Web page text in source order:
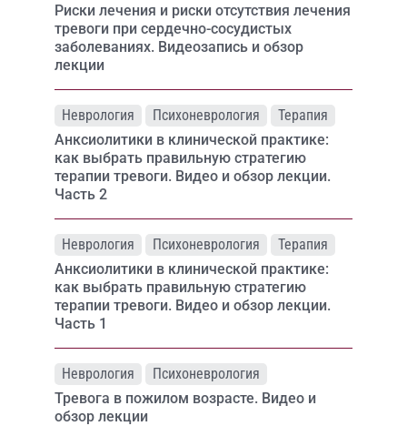
Риски лечения и риски отсутствия лечения
тревоги при сердечно-сосудистых
заболеваниях. Видеозапись и обзор
лекции
Неврология Психоневрология
Терапия
Анксиолитики в клинической практике:
как выбрать правильную стратегию
терапии тревоги. Видео и обзор лекции.
Часть 2
Неврология Психоневрология
Терапия
Анксиолитики в клинической практике:
как выбрать правильную стратегию
терапии тревоги. Видео и обзор лекции.
Часть 1
Неврология
Психоневрология
Тревога в пожилом возрасте. Видео и
обзор лекции